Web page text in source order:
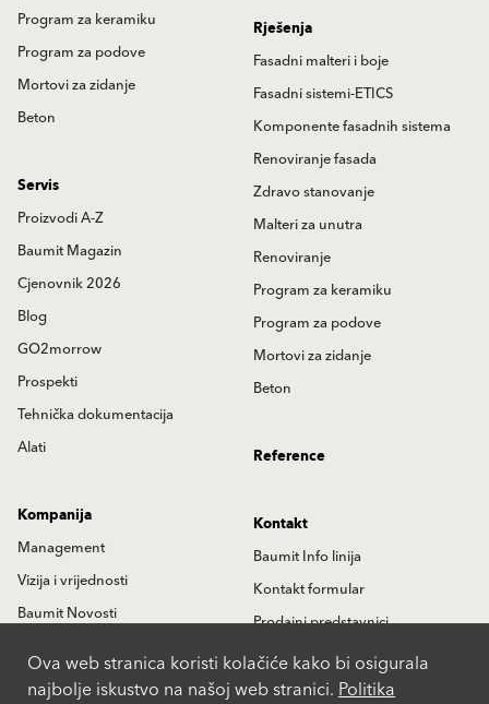
Program za keramiku
Program za podove
Mortovi za zidanje
Beton
Rješenja
Fasadni malteri i boje
Fasadni sistemi-ETICS
Komponente fasadnih sistema
Renoviranje fasada
Zdravo stanovanje
Malteri za unutra
Renoviranje
Program za keramiku
Program za podove
Mortovi za zidanje
Beton
Servis
Proizvodi A-Z
Baumit Magazin
Cjenovnik 2026
Blog
GO2morrow
Prospekti
Tehnička dokumentacija
Alati
Reference
Kompanija
Management
Vizija i vrijednosti
Baumit Novosti
Kontakt
Baumit Info linija
Kontakt formular
Prodajni predstavnici
Partneri
Lokacije
Ova web stranica koristi kolačiće kako bi osigurala
najbolje iskustvo na našoj web stranici.Politika